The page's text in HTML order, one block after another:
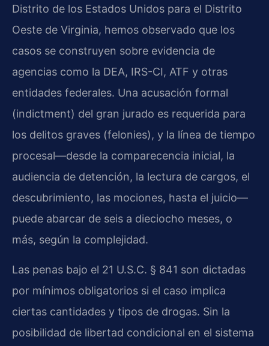
Distrito de los Estados Unidos para el Distrito
Oeste de Virginia, hemos observado que los
casos se construyen sobre evidencia de
agencias como la DEA, IRS-CI, ATF y otras
entidades federales. Una acusación formal
(indictment) del gran jurado es requerida para
los delitos graves (felonies), y la línea de tiempo
procesal—desde la comparecencia inicial, la
audiencia de detención, la lectura de cargos, el
descubrimiento, las mociones, hasta el juicio—
puede abarcar de seis a dieciocho meses, o
más, según la complejidad.
Las penas bajo el 21 U.S.C. § 841 son dictadas
por mínimos obligatorios si el caso implica
ciertas cantidades y tipos de drogas. Sin la
posibilidad de libertad condicional en el sistema